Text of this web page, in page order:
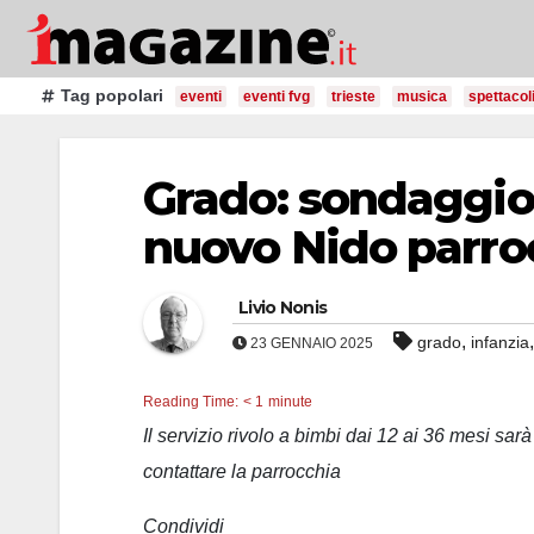
Salta
contenutoTag popolari eventi eventi fvg trieste musica spettacoli
Grado:
nuovo Nido
Livio Nonis
23 GENNAIO 2025 grado, infanzia,
Reading Time: < 1 minute
Il servizio rivolo a bimbi dai 12 ai 36 mesi
contattare la parrocchia
Condividi